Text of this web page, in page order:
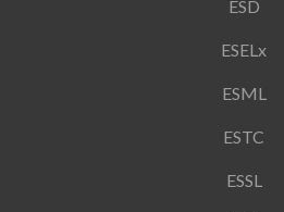
ESD
ESELx
ESML
ESTC
ESSL